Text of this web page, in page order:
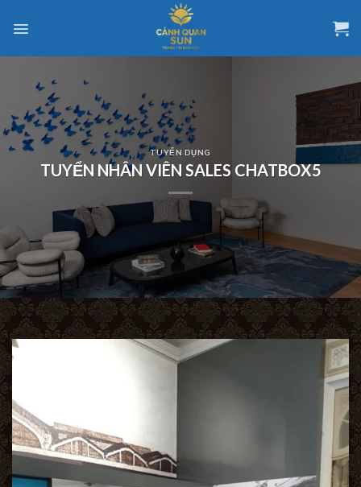
đến
dung
TUYỂN DỤNG
TUYỂN NHÂN VIÊN SALES CHATBOX5